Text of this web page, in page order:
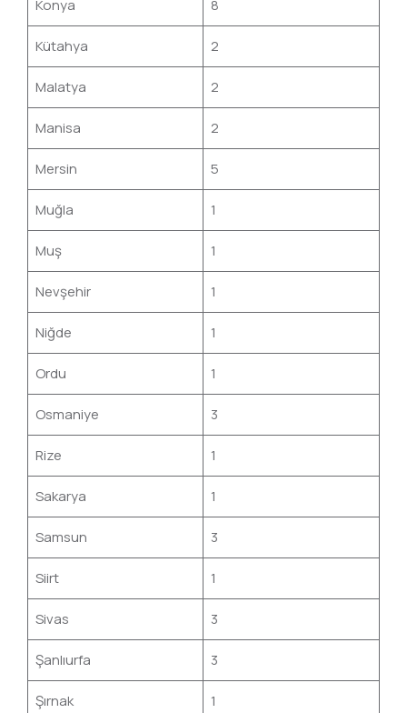
Konya 8
Kütahya 2
Malatya 2
Manisa 2
Mersin 5
Muğla 1
Muş 1
Nevşehir 1
Niğde 1
Ordu 1
Osmaniye 3
Rize 1
Sakarya 1
Samsun 3
Siirt 1
Sivas 3
Şanlıurfa 3
Şırnak 1